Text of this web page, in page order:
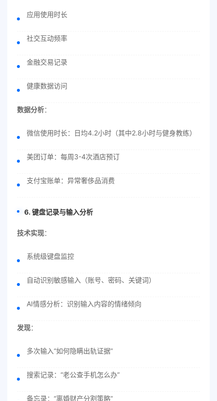
应用使用时长
社交互动频率
金融交易记录
健康数据访问
数据分析：
微信使用时长：日均4.2小时（其中2.8小时与健身教练）
美团订单：每周3-4次酒店预订
支付宝账单：异常奢侈品消费
6. 键盘记录与输入分析
技术实现：
系统级键盘监控
自动识别敏感输入（账号、密码、关键词）
AI情感分析：识别输入内容的情绪倾向
发现：
多次输入“如何隐瞒出轨证据”
搜索记录：“老公查手机怎么办”
备忘录：“离婚财产分割策略”